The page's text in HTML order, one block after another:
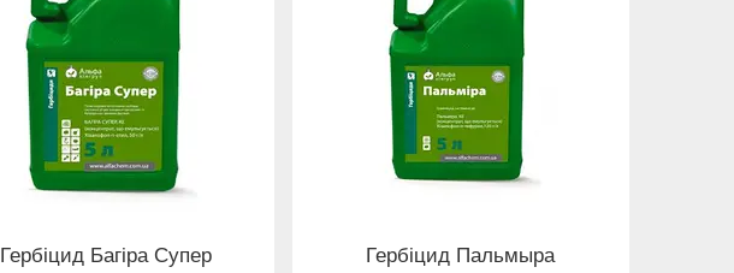
Гербіцид Багіра Супер Гербіцид Пальмыра